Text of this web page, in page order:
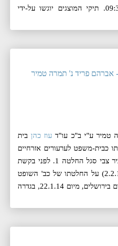
יישמע ביום 8.7.15 בשעה 09:30. תיקי המוצגים יוגשו על-ידי
טמיר ע"י ב"כ עו"ד עוז כהןבית
כבית-משפט לערעורים אזרחיים
[24.02.2015] כב' השופט הבכיר צבי סגל החלטה 1. לפני בקשת
רשות ערעור (שהוגשה ביום 2.2.15) על החלטתו של כב' השופט
אלכסנדר רון בבית משפט השלום בירושלים, מיום 22.1.14, בגדרה